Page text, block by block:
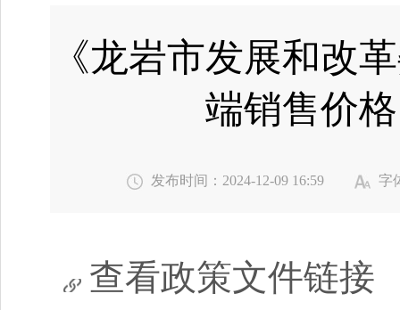
《龙岩市发展和改
端销售价
发布时间：2024-12-09 16:59 字
查看政策文件链接